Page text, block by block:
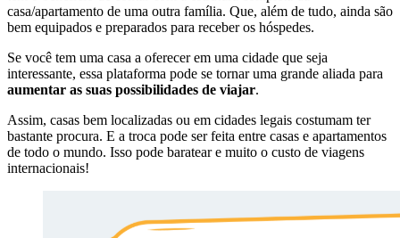
casa/apartamento de uma outra família. Que, além de tudo, ainda são
bem equipados e preparados para receber os hóspedes.
Se você tem uma casa a oferecer em uma cidade que seja
interessante, essa plataforma pode se tornar uma grande aliada para
aumentar as suas possibilidades de viajar.
Assim, casas bem localizadas ou em cidades legais costumam ter
bastante procura. E a troca pode ser feita entre casas e apartamentos
de todo o mundo. Isso pode baratear e muito o custo de viagens
internacionais!